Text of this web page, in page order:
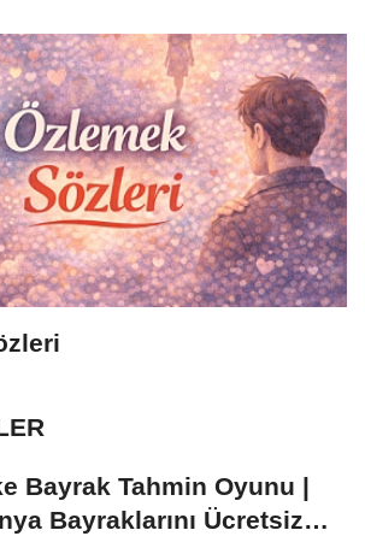
Bayrak Tahmin Oyunu |
Bayraklarını Ücretsiz